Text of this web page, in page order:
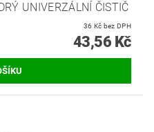
UNIVERZÁLNÍ ČISTIČ
36 Kč bez DPH
43,56 Kč